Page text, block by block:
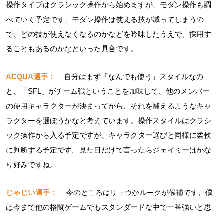
操作タイプはクラシック操作から始めますが、モダン操作も調
べていく予定です。モダン操作は使える技が減ってしまうの
で、どの技が使えなくなるのかなどを吟味したうえで、採用す
ることもあるのかなといった具合です。
ACQUA選手：
自分はまず「なんでも使う」スタイルなの
と、「SFL」がチーム戦ということを加味して、他のメンバー
の使用キャラクターが決まってから、それを補えるようなキャ
ラクターを選ぼうかなと考えています。操作スタイルはクラシ
ック操作から入る予定ですが、キャラクター選びと同様に柔軟
に判断する予定です。見た目だけで言ったらジェイミーはかな
り好みですね。
じゃじい選手：
今のところはリュウかルークが候補です。僕
は今まで他の格闘ゲームでもスタンダードな中で一番強いと思